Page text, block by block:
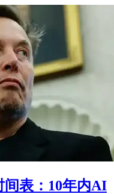
表：10年内AI